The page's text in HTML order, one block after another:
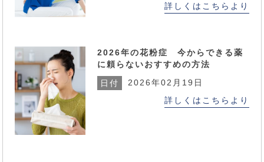
詳しくはこちらより
2026年の花粉症 今からできる薬
に頼らないおすすめの方法
日付
2026年02月19日
詳しくはこちらより